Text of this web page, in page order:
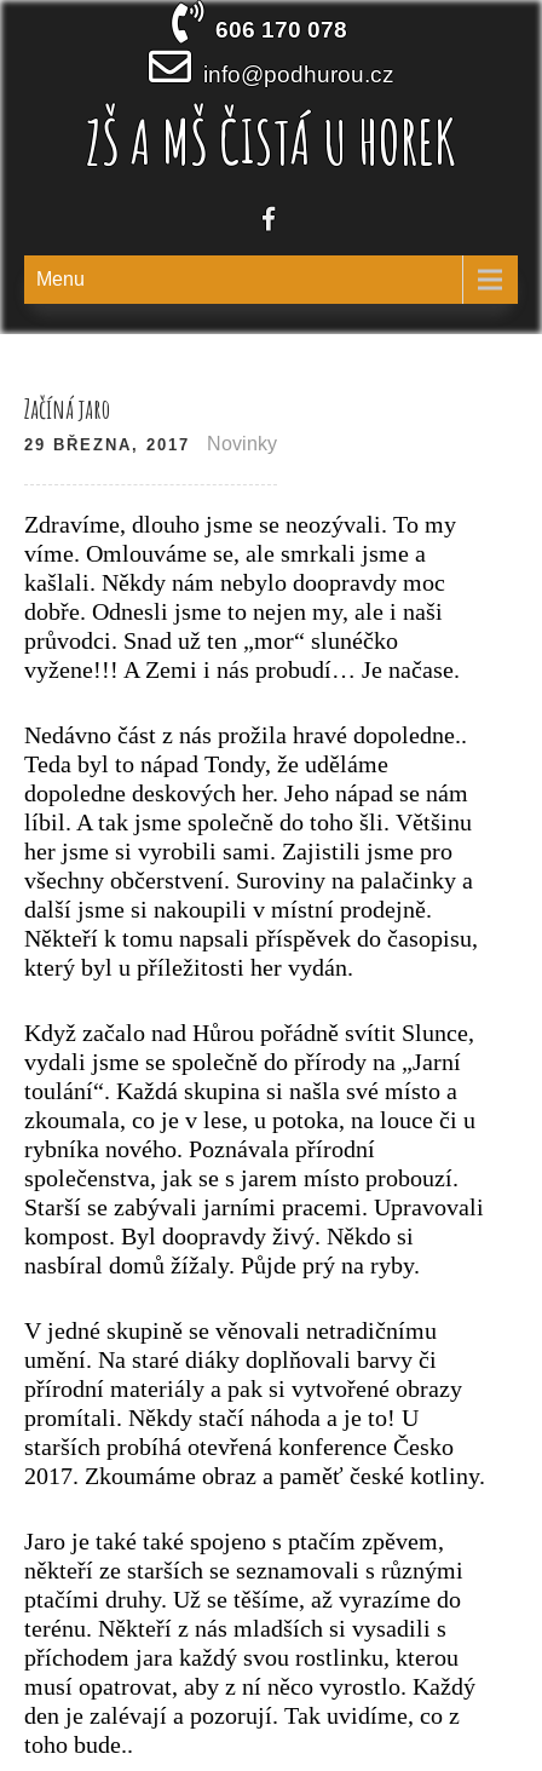
Skip
606 170 078
info@podhurou.cz
ZŠ A MŠ ČISTÁ U HOREK
Menu
Začíná jaro
29 BŘEZNA, 2017 Novinky
Zdravíme, dlouho jsme se neozývali. To my
víme. Omlouváme se, ale smrkali jsme a
kašlali. Někdy nám nebylo doopravdy moc
dobře. Odnesli jsme to nejen my, ale i naši
průvodci. Snad už ten „mor“ slunéčko
vyžene!!! A Zemi i nás probudí… Je načase.
Nedávno část z nás prožila hravé dopoledne..
Teda byl to nápad Tondy, že uděláme
dopoledne deskových her. Jeho nápad se nám
líbil. A tak jsme společně do toho šli. Většinu
her jsme si vyrobili sami. Zajistili jsme pro
všechny občerstvení. Suroviny na palačinky a
další jsme si nakoupili v místní prodejně.
Někteří k tomu napsali příspěvek do časopisu,
který byl u příležitosti her vydán.
Když začalo nad Hůrou pořádně svítit Slunce,
vydali jsme se společně do přírody na „Jarní
toulání“. Každá skupina si našla své místo a
zkoumala, co je v lese, u potoka, na louce či u
rybníka nového. Poznávala přírodní
společenstva, jak se s jarem místo probouzí.
Starší se zabývali jarními pracemi. Upravovali
kompost. Byl doopravdy živý. Někdo si
nasbíral domů žížaly. Půjde prý na ryby.
V jedné skupině se věnovali netradičnímu
umění. Na staré diáky doplňovali barvy či
přírodní materiály a pak si vytvořené obrazy
promítali. Někdy stačí náhoda a je to! U
starších probíhá otevřená konference Česko
2017. Zkoumáme obraz a paměť české kotliny.
Jaro je také také spojeno s ptačím zpěvem,
někteří ze starších se seznamovali s různými
ptačími druhy. Už se těšíme, až vyrazíme do
terénu. Někteří z nás mladších si vysadili s
příchodem jara každý svou rostlinku, kterou
musí opatrovat, aby z ní něco vyrostlo. Každý
den je zalévají a pozorují. Tak uvidíme, co z
toho bude..